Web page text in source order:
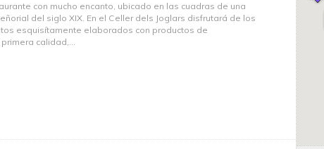
con mucho encanto, ubicado en las cuadras de una
del siglo XIX. En el Celler dels Joglars disfrutará de los
esquisítamente elaborados con productos de
calidad,...